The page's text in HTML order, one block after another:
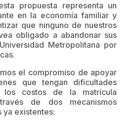
propuesta representa un
en la economía familiar y
que ninguno de nuestros
obligado a abandonar sus
Metropolitana por
el compromiso de apoyar
que tengan dificultades
los costos de la matrícula
de dos mecanismos
ya existentes: